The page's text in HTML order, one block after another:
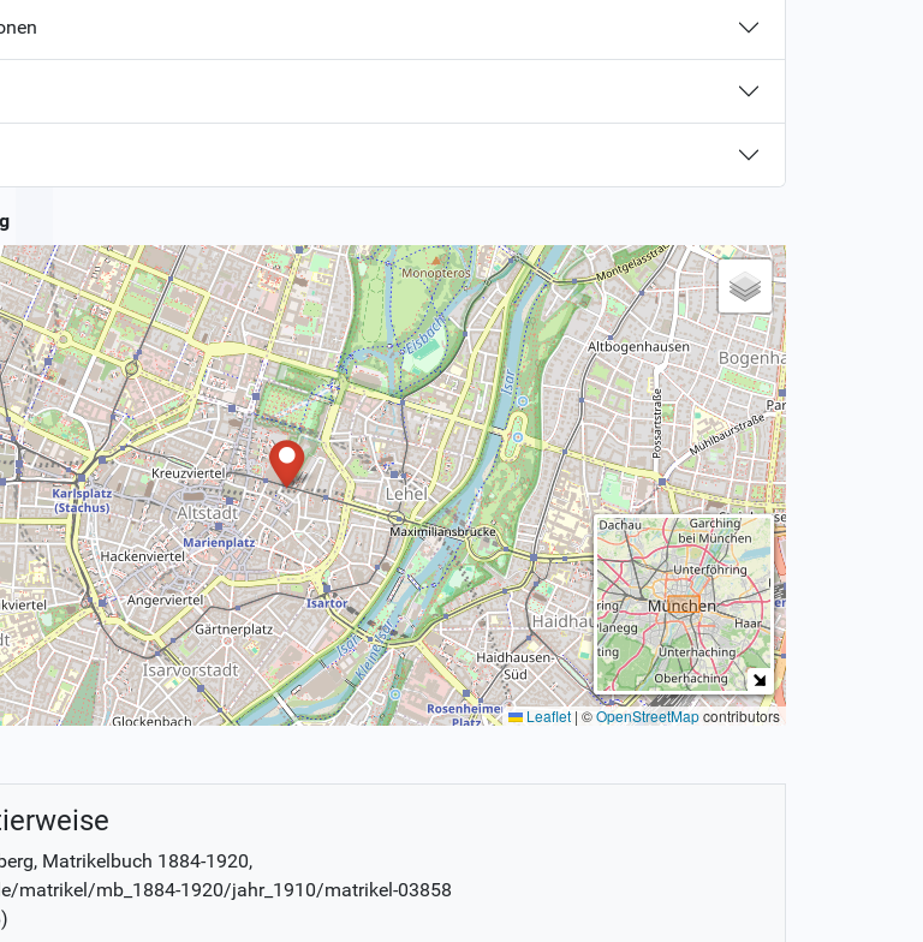
Leaflet | ©OpenStreetMapcontributors
, Matrikelbuch 1884-1920,
matrikel/mb_1884-1920/jahr_1910/matrikel-03858
)